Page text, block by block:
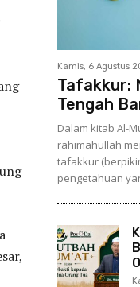
Kamis, 6 Agustus
Tafakkur:
Tengah
Dalam kitab Al-
rahimahullah
tafakkur
pengetahuan